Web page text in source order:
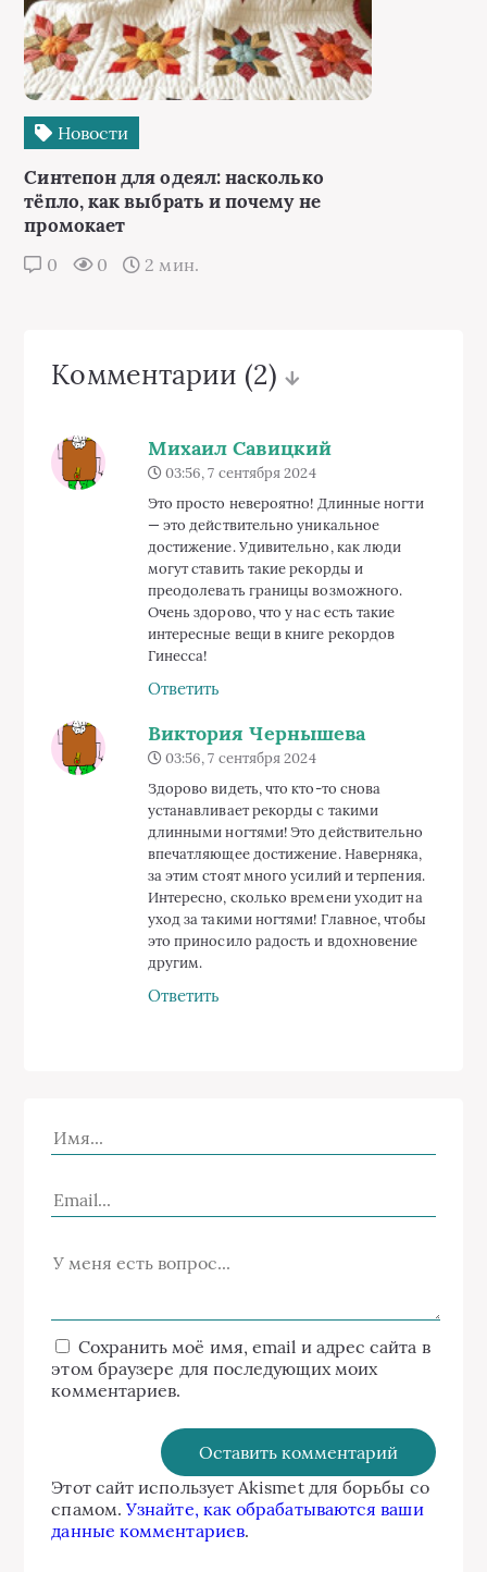
Новости
Синтепон для одеял: насколько
тёпло, как выбрать и почему не
промокает
0 0 2 мин.
Комментарии (2)
Михаил Савицкий
03:56, 7 сентября 2024
Это просто невероятно! Длинные ногти
— это действительно уникальное
достижение. Удивительно, как люди
могут ставить такие рекорды и
преодолевать границы возможного.
Очень здорово, что у нас есть такие
интересные вещи в книге рекордов
Гинесса!
Ответить
Виктория Чернышева
03:56, 7 сентября 2024
Здорово видеть, что кто-то снова
устанавливает рекорды с такими
длинными ногтями! Это действительно
впечатляющее достижение. Наверняка,
за этим стоят много усилий и терпения.
Интересно, сколько времени уходит на
уход за такими ногтями! Главное, чтобы
это приносило радость и вдохновение
другим.
Ответить
Сохранить моё имя, email и адрес сайта в
этом браузере для последующих моих
комментариев.
Этот сайт использует Akismet для борьбы со
спамом.Узнайте, как обрабатываются ваши
данные комментариев.